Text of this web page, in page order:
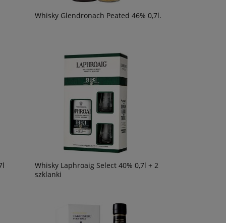
Whisky Glendronach Peated 46% 0,7l.
Whisky Laphroaig Select 40% 0,7l + 2
szklanki